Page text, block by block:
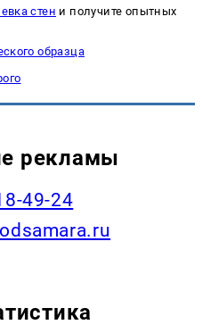
стен и получите опытных
образца
рекламы
49-24